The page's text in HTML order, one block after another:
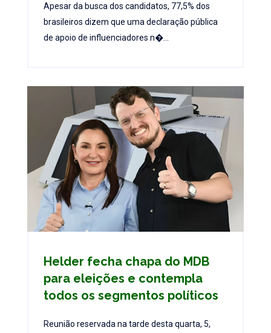
Apesar da busca dos candidatos, 77,5% dos
brasileiros dizem que uma declaração pública
de apoio de influenciadores n�...
Helder fecha chapa do MDB
para eleições e contempla
todos os segmentos políticos
Reunião reservada na tarde desta quarta, 5,